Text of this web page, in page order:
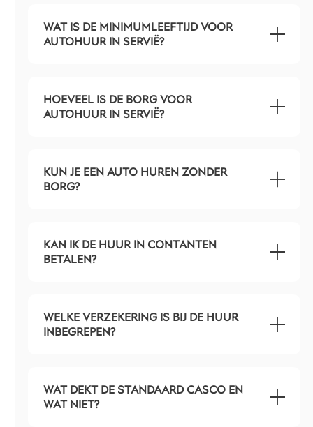
WAT IS DE MINIMUMLEEFTIJD VOOR
AUTOHUUR IN SERVIË?
HOEVEEL IS DE BORG VOOR
AUTOHUUR IN SERVIË?
KUN JE EEN AUTO HUREN ZONDER
BORG?
KAN IK DE HUUR IN CONTANTEN
BETALEN?
WELKE VERZEKERING IS BIJ DE HUUR
INBEGREPEN?
WAT DEKT DE STANDAARD CASCO EN
WAT NIET?